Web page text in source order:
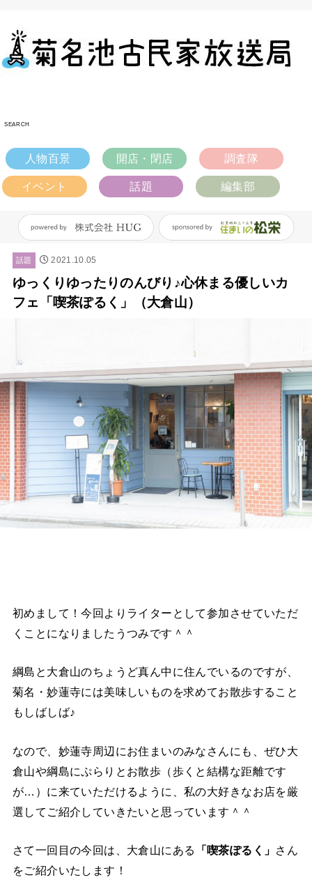
SEARCH
人物百景 開店・閉店 調査隊
イベント 話題 編集部
話題 2021.10.05
ゆっくりゆったりのんびり♪心休まる優しいカ
フェ「喫茶ぽるく」（大倉山）
初めまして！今回よりライターとして参加させていただ
くことになりましたうつみです＾＾
綱島と大倉山のちょうど真ん中に住んでいるのですが、
菊名・妙蓮寺には美味しいものを求めてお散歩すること
もしばしば♪
なので、妙蓮寺周辺にお住まいのみなさんにも、ぜひ大
倉山や綱島にぷらりとお散歩（歩くと結構な距離です
が…）に来ていただけるように、私の大好きなお店を厳
選してご紹介していきたいと思っています＾＾
さて一回目の今回は、大倉山にある 「喫茶ぽるく」 さん
をご紹介いたします！